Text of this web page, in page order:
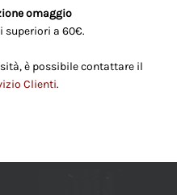
omaggio
superiori a 60€.
è possibile contattare il
Clienti.